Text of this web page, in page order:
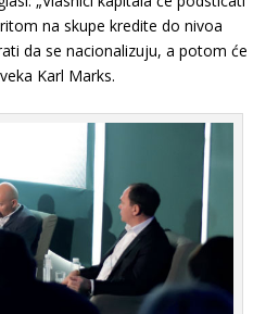
na skupe kredite do nivoa
da se nacionalizuju, a potom će
Karl Marks.